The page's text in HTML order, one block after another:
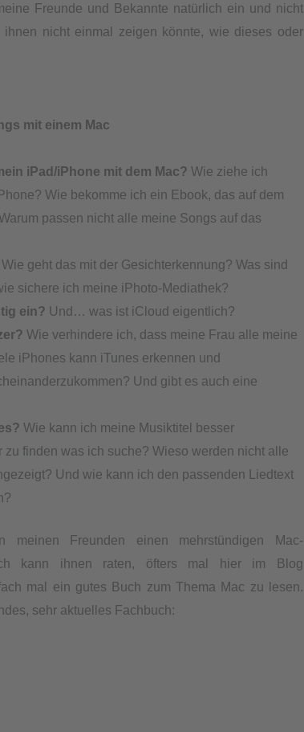
Freunde und Bekannte natürlich ein und nicht
nicht einmal zeigen könnte, wie dieses oder
mit einem Mac
iPad/iPhone mit dem Mac? Wie ziehe ich
Wie bekomme ich ein Ebook, das auf dem
passen nicht alle meine Songs auf das
Wie geht das mit der Gesichterkennung? Was sind
sichere ich meine iPhoto-Mediathek?
ein? Und… was ist iCloud eigentlich?
Wie verhindere ich, dass meine Frau alle meine
iPhones kann iTunes erkennen und
Und gibt es auch eine
Wie kann ich meine Musiktitel besser
zu finden was ich suche? Wieso werden nicht alle
Und wie kann ich den passenden Liedtext
meinen Freunden einen mehrstündigen Mac-
kann ihnen raten, öfters mal hier im Blog
mal ein gutes Buch zum Thema Mac zu lesen.
sehr aktuelles Fachbuch: